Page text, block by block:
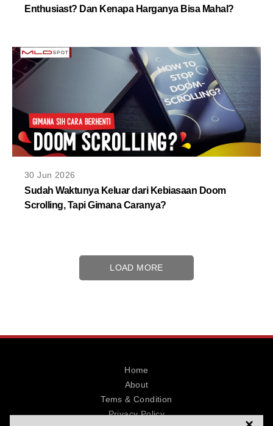
Enthusiast? Dan Kenapa Harganya Bisa Mahal?
30 Jun 2026
Sudah Waktunya Keluar dari Kebiasaan Doom
Scrolling, Tapi Gimana Caranya?
LOAD MORE
Home
About
Tems & Condition
Privacy Policy